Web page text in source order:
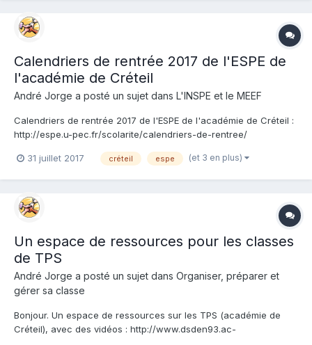
Calendriers de rentrée 2017 de l'ESPE de
l'académie de Créteil
André Jorge a posté un sujet dans L'INSPE et le MEEF
Calendriers de rentrée 2017 de l'ESPE de l'académie de Créteil :
http://espe.u-pec.fr/scolarite/calendriers-de-rentree/
31 juillet 2017 créteil espe (et 3 en plus)
Un espace de ressources pour les classes
de TPS
André Jorge a posté un sujet dans Organiser, préparer et
gérer sa classe
Bonjour. Un espace de ressources sur les TPS (académie de
Créteil), avec des vidéos : http://www.dsden93.ac-